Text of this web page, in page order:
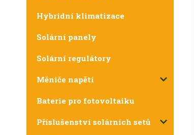
Hybridní klimatizace
Solární panely
Solární regulátory
Měniče napětí
Baterie pro fotovoltaiku
Příslušenství solárních setů